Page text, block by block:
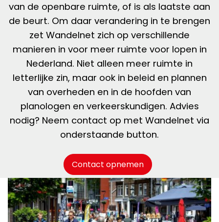
van de openbare ruimte, of is als laatste aan
de beurt. Om daar verandering in te brengen
zet Wandelnet zich op verschillende
manieren in voor meer ruimte voor lopen in
Nederland. Niet alleen meer ruimte in
letterlijke zin, maar ook in beleid en plannen
van overheden en in de hoofden van
planologen en verkeerskundigen. Advies
nodig? Neem contact op met Wandelnet via
onderstaande button.
Contact opnemen